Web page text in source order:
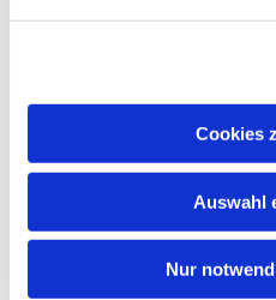
Cookies
Auswahl
Nur